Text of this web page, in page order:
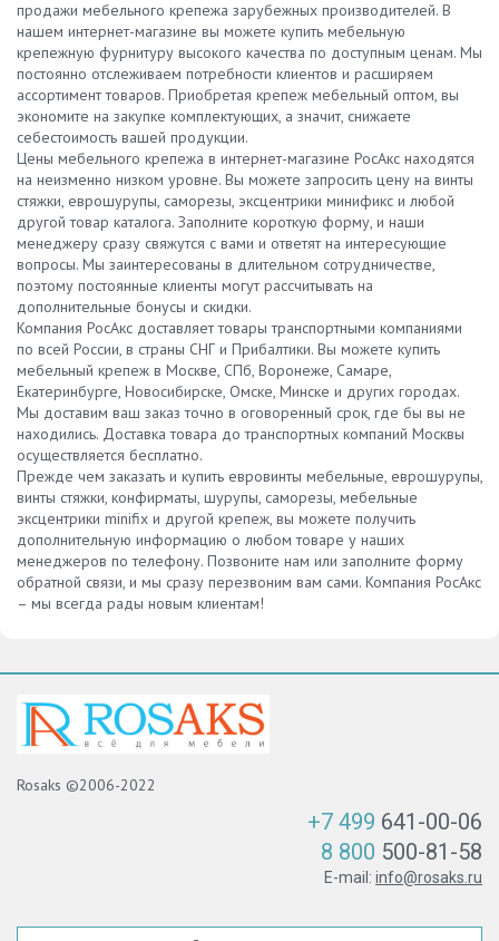
продажи мебельного крепежа зарубежных производителей. В
нашем интернет-магазине вы можете купить мебельную
крепежную фурнитуру высокого качества по доступным ценам. Мы
постоянно отслеживаем потребности клиентов и расширяем
ассортимент товаров. Приобретая крепеж мебельный оптом, вы
экономите на закупке комплектующих, а значит, снижаете
себестоимость вашей продукции.
Цены мебельного крепежа в интернет-магазине РосАкс находятся
на неизменно низком уровне. Вы можете запросить цену на винты
стяжки, еврошурупы, саморезы, эксцентрики минификс и любой
другой товар каталога. Заполните короткую форму, и наши
менеджеру сразу свяжутся с вами и ответят на интересующие
вопросы. Мы заинтересованы в длительном сотрудничестве,
поэтому постоянные клиенты могут рассчитывать на
дополнительные бонусы и скидки.
Компания РосАкс доставляет товары транспортными компаниями
по всей России, в страны СНГ и Прибалтики. Вы можете купить
мебельный крепеж в Москве, СПб, Воронеже, Самаре,
Екатеринбурге, Новосибирске, Омске, Минске и других городах.
Мы доставим ваш заказ точно в оговоренный срок, где бы вы не
находились. Доставка товара до транспортных компаний Москвы
осуществляется бесплатно.
Прежде чем заказать и купить евровинты мебельные, еврошурупы,
винты стяжки, конфирматы, шурупы, саморезы, мебельные
эксцентрики minifix и другой крепеж, вы можете получить
дополнительную информацию о любом товаре у наших
менеджеров по телефону. Позвоните нам или заполните форму
обратной связи, и мы сразу перезвоним вам сами. Компания РосАкс
– мы всегда рады новым клиентам!
Rosaks ©2006-2022
+7 499 641-00-06
8 800 500-81-58
E-mail: info@rosaks.ru